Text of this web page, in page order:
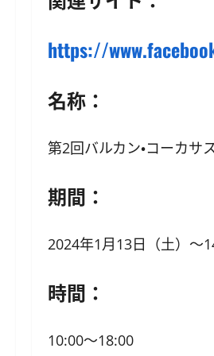
https://
名称：
第2回バルカン・コーカサ
期間：
2024年1月13日（土）〜
時間：
10:00〜18:00